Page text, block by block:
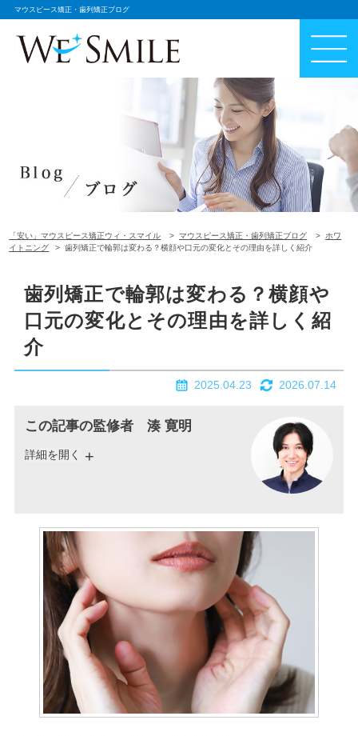
マウスピース矯正・歯列矯正ブログ
「安い」マウスピース矯正ウィ・スマイル マウスピース矯正・歯列矯正ブログ
ホワ
イトニング
歯列矯正で輪郭は変わる？横顔や口元の変化とその理由を詳しく紹介
歯列矯正で輪郭は変わる？横顔や
口元の変化とその理由を詳しく紹
介
2025.04.23 2026.07.14
この記事の監修者 湊 寛明
詳細を開く